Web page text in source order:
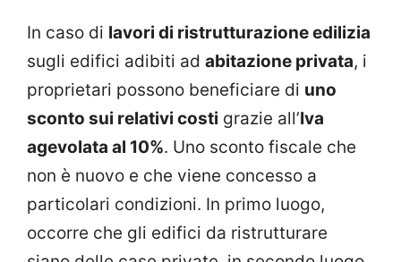
In caso di lavori di ristrutturazione edilizia
sugli edifici adibiti ad abitazione privata, i
proprietari possono beneficiare di uno
sconto sui relativi costi grazie all’Iva
agevolata al 10%. Uno sconto fiscale che
non è nuovo e che viene concesso a
particolari condizioni. In primo luogo,
occorre che gli edifici da ristrutturare